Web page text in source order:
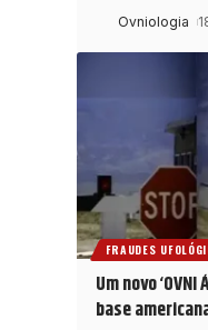
Ovniologia
FRAUDES
Um novo
base